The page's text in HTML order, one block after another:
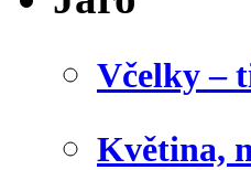
Včelky –
Květina,